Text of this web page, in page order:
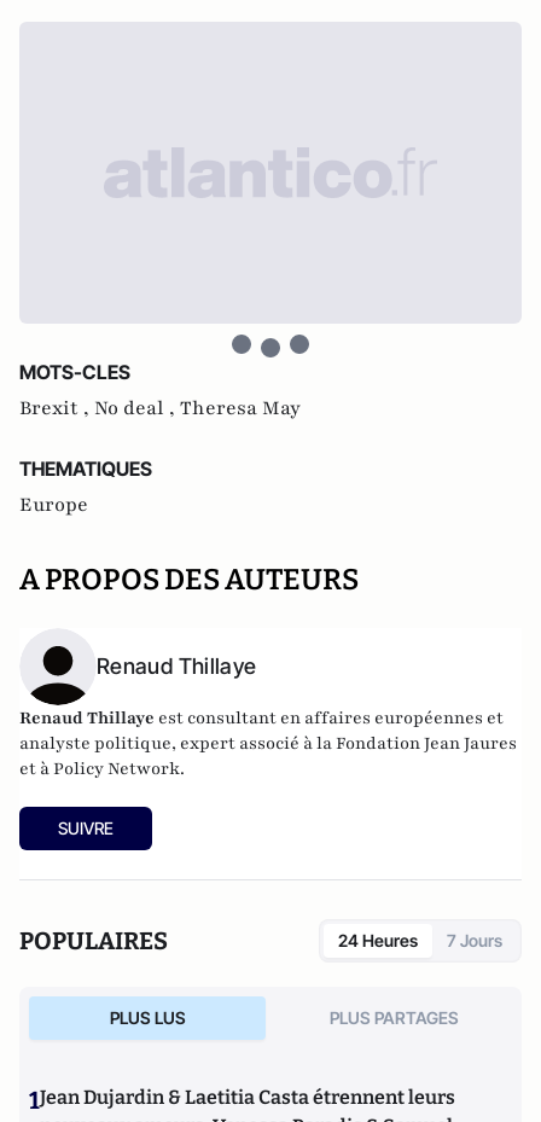
MOTS-CLES
Brexit , No deal , Theresa May
THEMATIQUES
Europe
A PROPOS DES AUTEURS
Renaud Thillaye
Renaud Thillaye est consultant en affaires européennes et
analyste politique, expert associé à la Fondation Jean Jaures
et à Policy Network.
SUIVRE
POPULAIRES 24 Heures 7 Jours
PLUS LUS PLUS PARTAGES
1Jean Dujardin & Laetitia Casta étrennent leurs